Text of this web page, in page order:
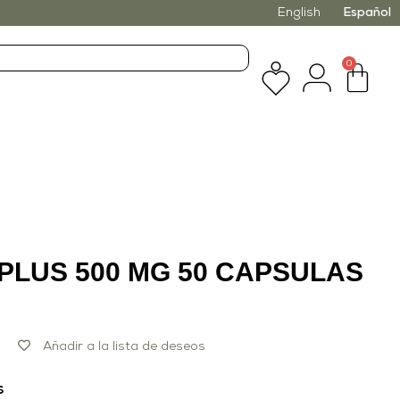
English Español
0
500 MG 50 CAPSULAS
Añadir a la lista de deseos